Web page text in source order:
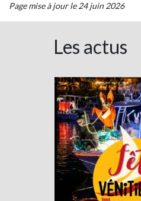
Page mise à jour le 24 juin 2026
Les actus